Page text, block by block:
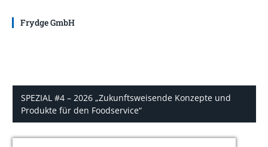
Frydge GmbH
SPEZIAL #4 – 2026 „Zukunftsweisende Konzepte und
Produkte für den Foodservice“